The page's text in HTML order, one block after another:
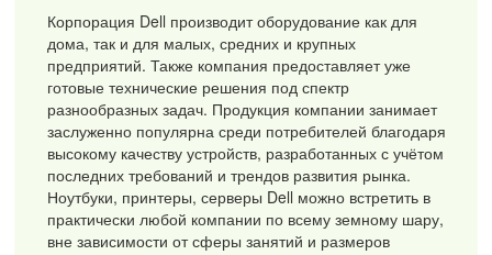
Корпорация Dell производит оборудование как для
дома, так и для малых, средних и крупных
предприятий. Также компания предоставляет уже
готовые технические решения под спектр
разнообразных задач. Продукция компании занимает
заслуженно популярна среди потребителей благодаря
высокому качеству устройств, разработанных с учётом
последних требований и трендов развития рынка.
Ноутбуки, принтеры, серверы Dell можно встретить в
практически любой компании по всему земному шару,
вне зависимости от сферы занятий и размеров